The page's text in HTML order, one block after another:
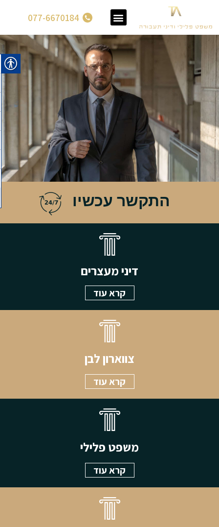
077-6670184
התקשר עכשיו
דיני מעצרים
קרא עוד
צווארון לבן
קרא עוד
משפט פלילי
קרא עוד